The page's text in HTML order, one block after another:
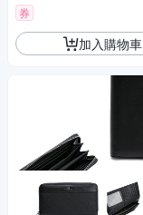
券
加入購物車